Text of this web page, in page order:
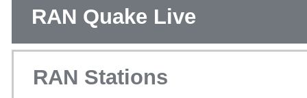
RAN Quake Live
RAN Stations